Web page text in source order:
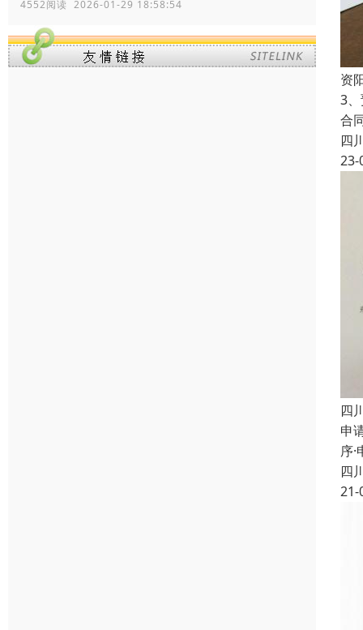
4552阅读 2026-01-29 18:58:54
资
3
合
四
23-
四
申
序
四
21-